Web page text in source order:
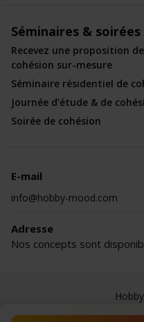
Séminaires & soirées
Recevez une proposition
cohésion sur-mesure
Séminaire résidentiel de
Journée d’étude & de
Soirée de cohésion
E-mail
info@hobby-mood.com
Adresse
Nos concepts sont
Le blog CGV